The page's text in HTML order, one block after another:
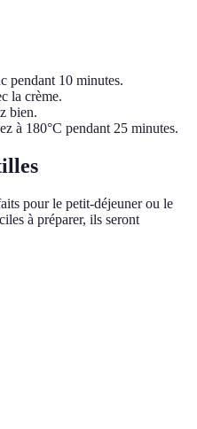
pendant 10 minutes.
la crème.
bien.
à 180°C pendant 25 minutes.
pour le petit-déjeuner ou le
à préparer, ils seront